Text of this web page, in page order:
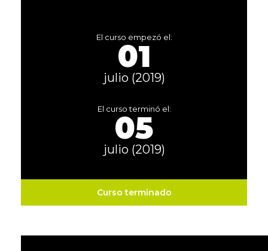
El curso empezó el:
01
julio (2019)
El curso terminó el:
05
julio (2019)
Curso terminado